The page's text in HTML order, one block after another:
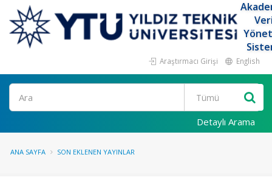
Araştırmacı Girişi English
Ara
Detaylı Arama
ANA SAYFA SON EKLENEN YAYINLAR